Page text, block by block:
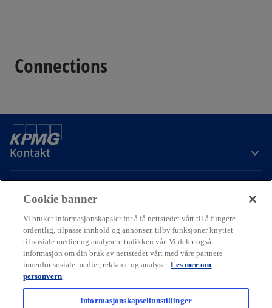
Connections
Kontakt
Om oss
Karriere
o
e
n
o
p
e
n
o
p
e
n
Cookie banner
Vi bruker informasjonskapsler for å få nettstedet vårt til å fungere
ordentlig, tilpasse innhold og annonser, tilby funksjoner knyttet
til sosiale medier og analysere trafikken vår. Vi deler også
informasjon om din bruk av nettstedet vårt med våre partnere
innenfor sosiale medier, reklame og analyse. Les mer om
personvern
Informasjonskapselinnstillinger